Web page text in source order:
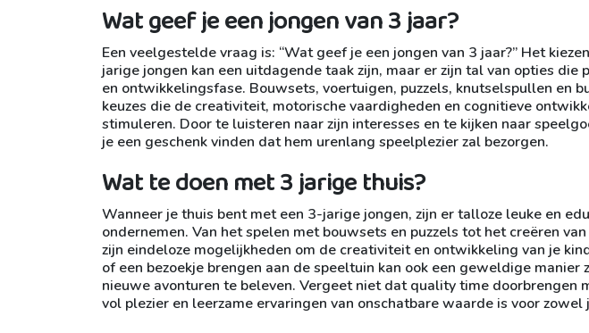
Wat geef je een jongen van 3 jaar?
Een veelgestelde vraag is: “Wat geef je een jongen van 3 jaar?” Het
jarige jongen kan een uitdagende taak zijn, maar er zijn tal van opties
en ontwikkelingsfase. Bouwsets, voertuigen, puzzels, knutselspullen en
keuzes die de creativiteit, motorische vaardigheden en cognitieve
stimuleren. Door te luisteren naar zijn interesses en te kijken naar
je een geschenk vinden dat hem urenlang speelplezier zal bezorgen.
Wat te doen met 3 jarige thuis?
Wanneer je thuis bent met een 3-jarige jongen, zijn er talloze leuke en
ondernemen. Van het spelen met bouwsets en puzzels tot het creëren
zijn eindeloze mogelijkheden om de creativiteit en ontwikkeling van je
of een bezoekje brengen aan de speeltuin kan ook een geweldige manier
nieuwe avonturen te beleven. Vergeet niet dat quality time doorbrengen
vol plezier en leerzame ervaringen van onschatbare waarde is voor zowel